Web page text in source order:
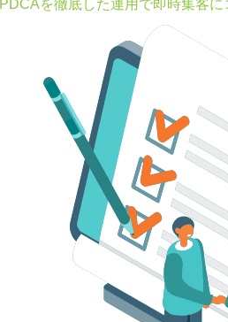
PDCAを徹底した運用で即時集客に